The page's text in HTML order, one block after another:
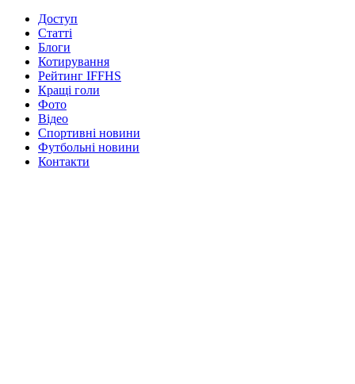
Доступ
Статті
Блоги
Котирування
Рейтинг IFFHS
Кращі голи
Фото
Відео
Спортивні новини
Футбольні новини
Контакти